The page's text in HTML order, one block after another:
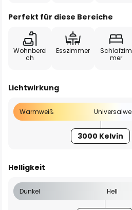
Perfekt für diese Bereiche
Wohnberei
ch
Esszimmer
Schlafzim
mer
Lichtwirkung
Warmweiß
3000 Kelvin
Helligkeit
Dunkel Hell